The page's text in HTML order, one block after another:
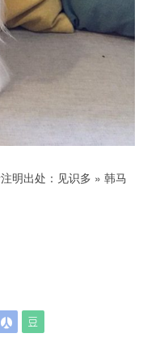
明出处： 见识多 » 韩马
 